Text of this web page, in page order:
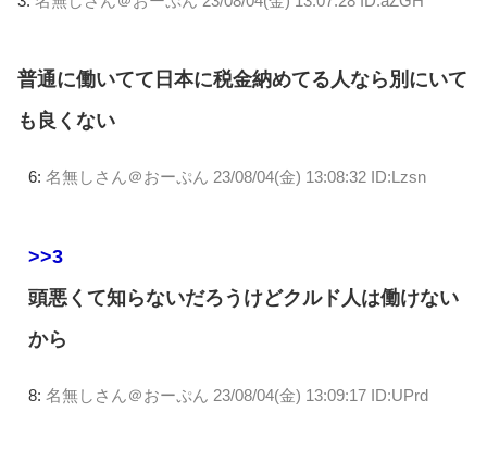
普通に働いてて日本に税金納めてる人なら別にいて
も良くない
6: 名無しさん＠おーぷん 23/08/04(金) 13:08:32 ID:Lzsn
>>3
頭悪くて知らないだろうけどクルド人は働けない
から
8: 名無しさん＠おーぷん 23/08/04(金) 13:09:17 ID:UPrd